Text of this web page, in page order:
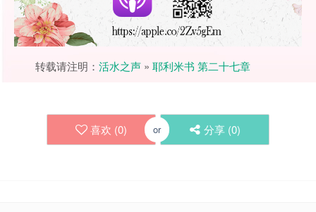
转载请注明： 活水之声 » 耶利米书 第二十七章
喜欢 (0) or 分享 (0)